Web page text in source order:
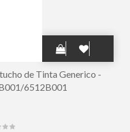
de Tinta Generico -
6512B001